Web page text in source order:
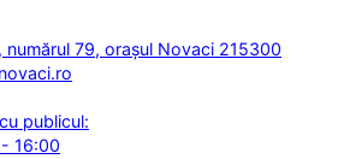
numărul 79, orașul Novaci 215300
publicul:
16:00